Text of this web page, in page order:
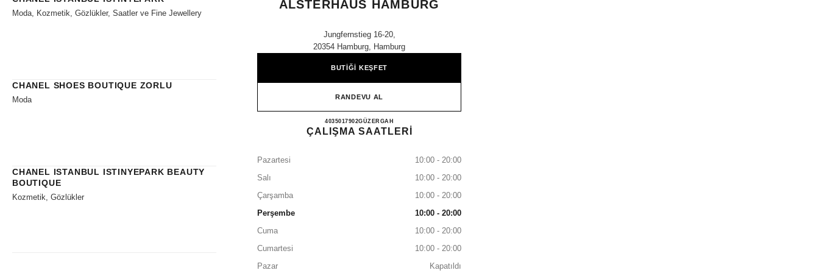
Moda, Kozmetik, Gözlükler, Saatler ve Fine Jewellery
CHANEL SHOES BOUTIQUE ZORLU
Moda
CHANEL ISTANBUL ISTINYEPARK BEAUTY
BOUTIQUE
Kozmetik, Gözlükler
ALSTERHAUS HAMBURG
Jungfernstieg 16-20,
20354 Hamburg, Hamburg
BUTİĞİ KEŞFET
RANDEVU AL
ARAYIN
4035017902GÜZERGAHCHANEL PARFUMS & BEAUTÉ ALSTERHAUS HAMBURG
ÇALIŞMA SAATLERİ
Pazartesi
10:00 - 20:00
Salı
10:00 - 20:00
Çarşamba
10:00 - 20:00
Perşembe
10:00 - 20:00
Cuma
10:00 - 20:00
Cumartesi
10:00 - 20:00
Pazar
Kapatıldı